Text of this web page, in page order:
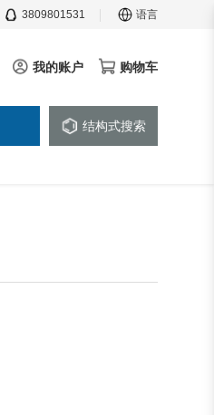
语言
3809801531
我的账户 购物车
结构式搜索